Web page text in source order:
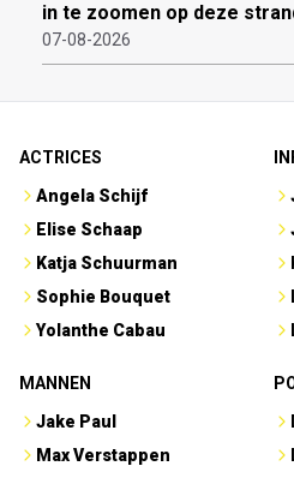
in te zoomen op deze
07-08-2026
ACTRICES
Angela Schijf
Elise Schaap
Katja Schuurman
Sophie Bouquet
Yolanthe Cabau
MANNEN
Jake Paul
Max Verstappen